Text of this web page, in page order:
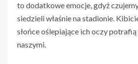
to dodatkowe emocje, gdyż
siedzieli właśnie na stadionie.
słońce oślepiające ich oczy
naszymi.